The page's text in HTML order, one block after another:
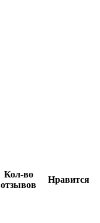
Кол-во
отзывов
Нравится